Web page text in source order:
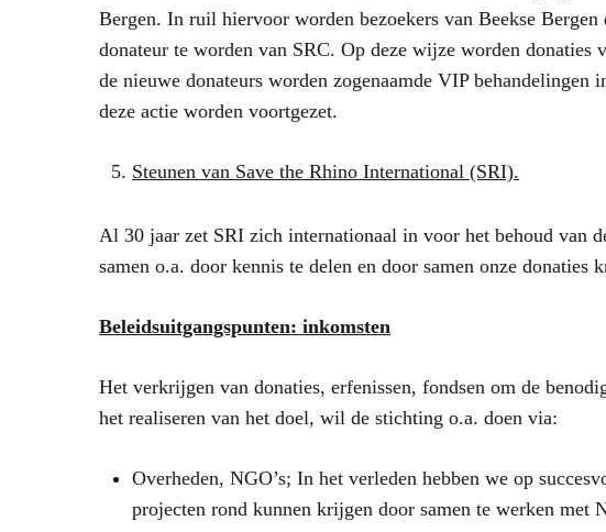
Bergen. In ruil hiervoor worden bezoekers van Beekse
donateur te worden van SRC. Op deze wijze worden donaties
de nieuwe donateurs worden zogenaamde VIP
deze actie worden voortgezet.
Steunen van Save the Rhino International (SRI).
Al 30 jaar zet SRI zich internationaal in voor het behoud van
samen o.a. door kennis te delen en door samen onze donaties
Beleidsuitgangspunten: inkomsten
Het verkrijgen van donaties, erfenissen, fondsen om de
het realiseren van het doel, wil de stichting o.a. doen via:
Overheden, NGO’s; In het verleden hebben we op
projecten rond kunnen krijgen door samen te werken met